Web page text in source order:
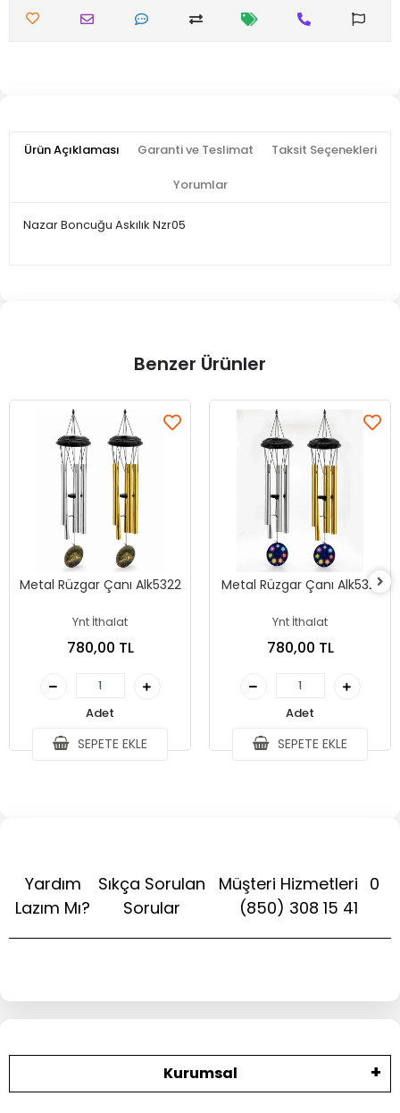
Ürün Açıklaması Garanti ve Teslimat Taksit Seçenekleri
Yorumlar
Nazar Boncuğu Askılık Nzr05
Benzer Ürünler
Metal Rüzgar Çanı Alk5322
Ynt İthalat
780,00 TL
Adet
SEPETE EKLE
Metal Rüzgar Çanı Alk5321
Ynt İthalat
780,00 TL
Adet
SEPETE EKLE
Yardım
Lazım Mı?
Sıkça Sorulan
Sorular
Müşteri Hizmetleri 0
(850) 308 15 41
Kurumsal